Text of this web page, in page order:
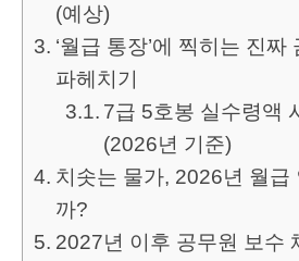
(예상)
‘월급 통장’에 찍히는 진짜
파헤치기
7급 5호봉 실수령액
(2026년 기준)
치솟는 물가, 2026년 월급
까?
2027년 이후 공무원 보수